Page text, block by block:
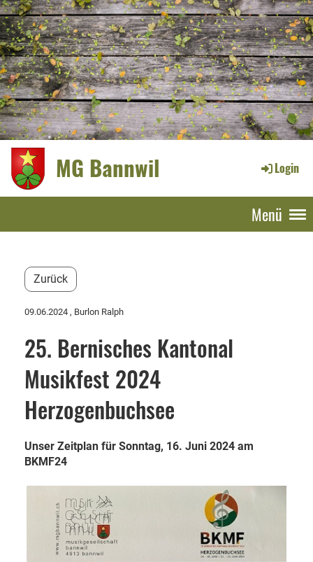
MG Bannwil Login
Menü
Zurück
09.06.2024 , Burlon Ralph
25. Bernisches Kantonal
Musikfest 2024
Herzogenbuchsee
Unser Zeitplan für Sonntag, 16. Juni 2024 am
BKMF24